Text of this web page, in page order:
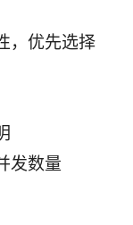
，优先选择
发数量